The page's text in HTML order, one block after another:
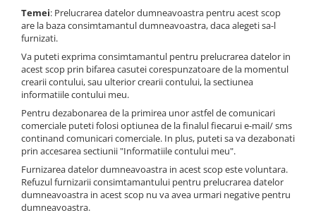
Temei: Prelucrarea datelor dumneavoastra pentru acest scop
are la baza consimtamantul dumneavoastra, daca alegeti sa-l
furnizati.
Va puteti exprima consimtamantul pentru prelucrarea datelor in
acest scop prin bifarea casutei corespunzatoare de la momentul
crearii contului, sau ulterior crearii contului, la sectiunea
informatiile contului meu.
Pentru dezabonarea de la primirea unor astfel de comunicari
comerciale puteti folosi optiunea de la finalul fiecarui e-mail/ sms
continand comunicari comerciale. In plus, puteti sa va dezabonati
prin accesarea sectiunii "Informatiile contului meu".
Furnizarea datelor dumneavoastra in acest scop este voluntara.
Refuzul furnizarii consimtamantului pentru prelucrarea datelor
dumneavoastra in acest scop nu va avea urmari negative pentru
dumneavoastra.